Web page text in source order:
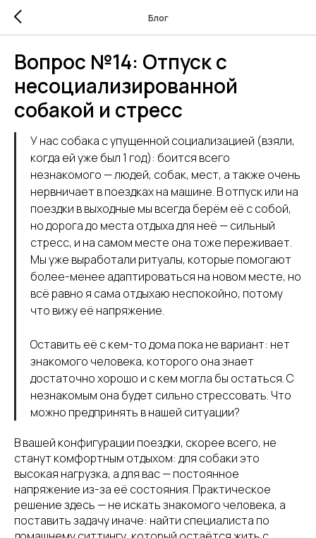
Блог
Вопрос №14: Отпуск с
несоциализированной
собакой и стресс
У нас собака с упущенной социализацией (взяли,
когда ей уже был 1 год): боится всего
незнакомого — людей, собак, мест, а также очень
нервничает в поездках на машине. В отпуск или на
поездки в выходные мы всегда берём её с собой,
но дорога до места отдыха для неё — сильный
стресс, и на самом месте она тоже переживает.
Мы уже выработали ритуалы, которые помогают
более-менее адаптироваться на новом месте, но
всё равно я сама отдыхаю неспокойно, потому
что вижу её напряжение.
Оставить её с кем-то дома пока не вариант: нет
знакомого человека, которого она знает
достаточно хорошо и с кем могла бы остаться. С
незнакомым она будет сильно стрессовать. Что
можно предпринять в нашей ситуации?
В вашей конфигурации поездки, скорее всего, не
станут комфортным отдыхом: для собаки это
высокая нагрузка, а для вас — постоянное
напряжение из-за её состояния. Практическое
решение здесь — не искать знакомого человека, а
поставить задачу иначе: найти специалиста по